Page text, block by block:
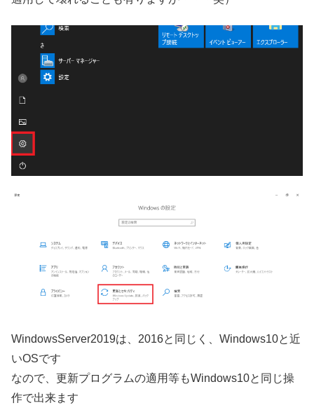
WindowsServer2019は、2016と同じく、Windows10と近
いOSです
なので、更新プログラムの適用等もWindows10と同じ操
作で出来ます